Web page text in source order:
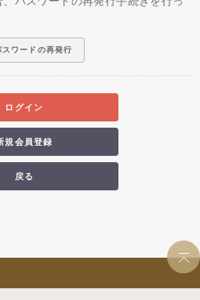
スワードの再発行
ログイン
規会員登録
戻る